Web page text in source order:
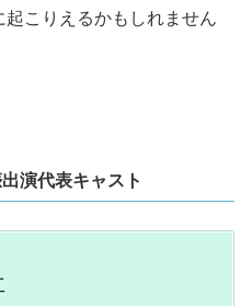
こりえるかもしれません
演代表キャスト